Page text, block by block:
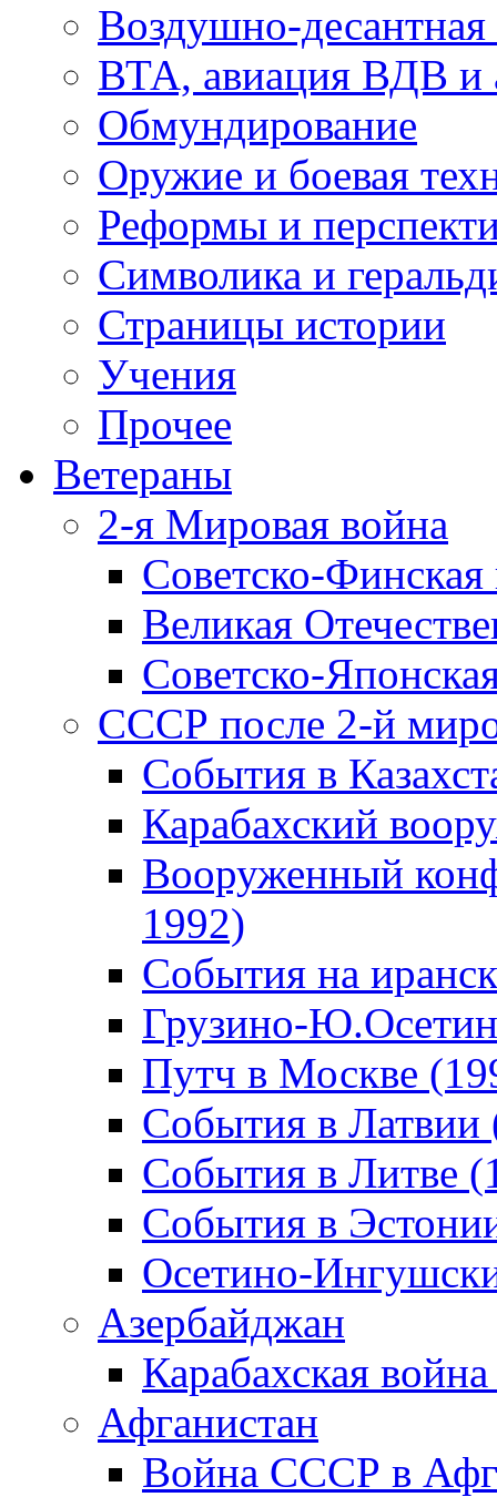
Воздушно-десантная
ВТА, авиация ВДВ и
Обмундирование
Оружие и боевая
Реформы и
Символика и
Страницы истории
Учения
Прочее
Ветераны
2-я Мировая война
Советско-
Великая
Советско-
СССР после 2-й
События в
Карабахский
Вооруженный
1992)
События на
Грузино-
Путч в Москве
События в Латвии
События в Литве
События в
Осетино-
Азербайджан
Карабахская
Афганистан
Война СССР в